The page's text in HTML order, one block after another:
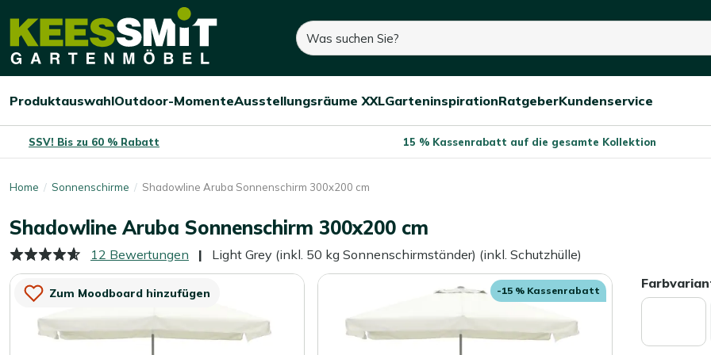
Kees
Suchen
Menü
Produktauswahl
Menü
Outdoor-Momente
Menü
Ausstellungsräume XXL
Menü
Garteninspiration
Menü
Ratgeber
Menü
Kundenservice
SSV! Bis zu 60 % Rabatt 15 % Kassenrabatt auf die gesamte Kollektion
Home Sonnenschirme Shadowline Aruba Sonnenschirm 300x200 cm
Shadowline Aruba Sonnenschirm 300x200 cm
Light Grey (inkl. 50 kg Sonnenschirmständer) (inkl. Schutzhülle)
12 Bewertungen
Zum Moodboard hinzufügen -15 % Kassenrabatt
280,-